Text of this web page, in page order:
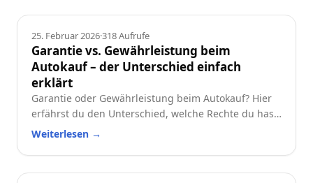
Ratgeber
25. Februar 2026·318Aufrufe
Garantie vs. Gewährleistung beim
Autokauf – der Unterschied einfach
erklärt
Garantie oder Gewährleistung beim Autokauf? Hier
erfährst du den Unterschied, welche Rechte du hast
und worauf du beim Neu- oder Gebrauchtwagen
Weiterlesen →